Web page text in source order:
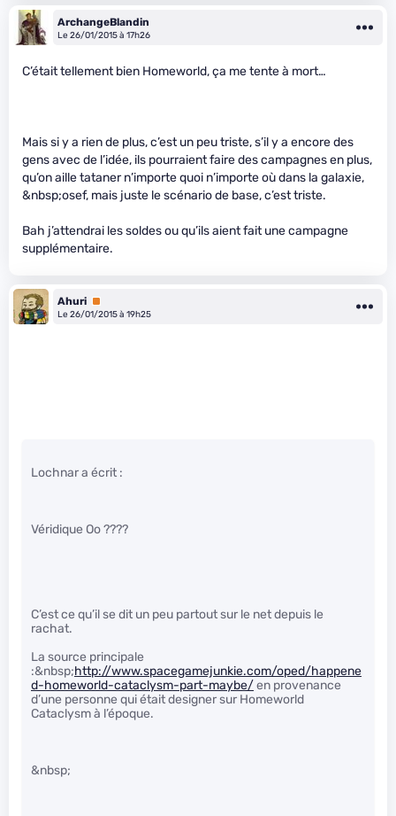
ArchangeBlandin
Le 26/01/2015 à 17h26
C’était tellement bien Homeworld, ça me tente à mort…
Mais si y a rien de plus, c’est un peu triste, s’il y a encore des
gens avec de l’idée, ils pourraient faire des campagnes en plus,
qu’on aille tataner n’importe quoi n’importe où dans la galaxie,
&nbsp;osef, mais juste le scénario de base, c’est triste.
Bah j’attendrai les soldes ou qu’ils aient fait une campagne
supplémentaire.
Ahuri Premium
Le 26/01/2015 à 19h25
Lochnar a écrit :
Véridique Oo ????
C’est ce qu’il se dit un peu partout sur le net depuis le
rachat.
La source principale
:&nbsp;http://www.spacegamejunkie.com/oped/happene
d-homeworld-cataclysm-part-maybe/en provenance
d’une personne qui était designer sur Homeworld
Cataclysm à l’époque.
&nbsp;